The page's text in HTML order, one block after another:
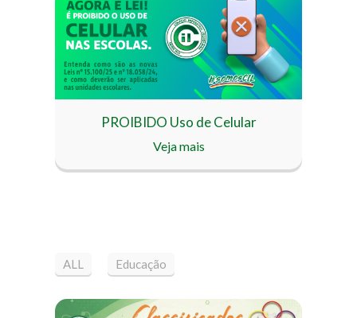
PROIBIDO Uso de Celular
Veja mais
ALL Educação